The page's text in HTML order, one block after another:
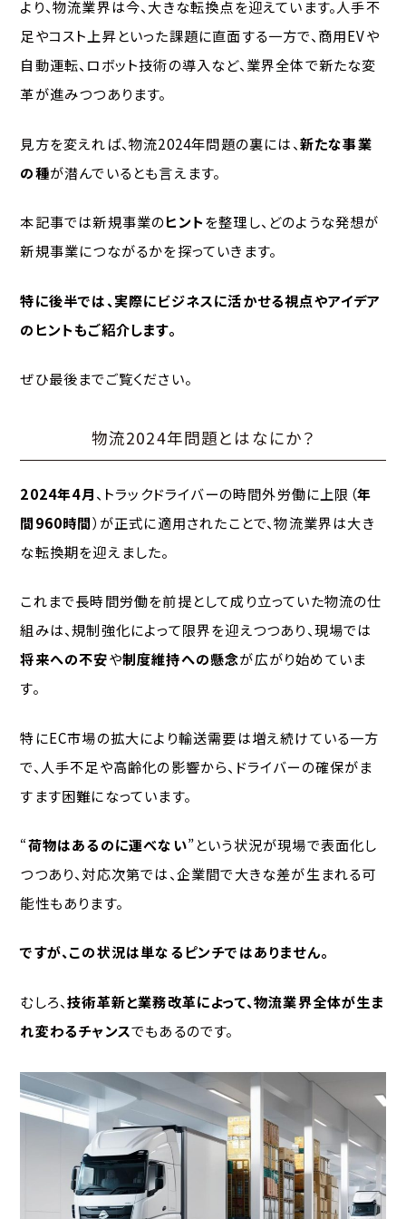
より、物流業界は今、大きな転換点を迎えています。人手不
足やコスト上昇といった課題に直面する一方で、商用EVや
自動運転、ロボット技術の導入など、業界全体で新たな変
革が進みつつあります。
見方を変えれば、物流2024年問題の裏には、新たな事業
の種が潜んでいるとも言えます。
本記事では新規事業のヒントを整理し、どのような発想が
新規事業につながるかを探っていきます。
特に後半では、実際にビジネスに活かせる視点やアイデア
のヒントもご紹介します。
ぜひ最後までご覧ください。
物流2024年問題とはなにか？
2024年4月、トラックドライバーの時間外労働に上限（年
間960時間）が正式に適用されたことで、物流業界は大き
な転換期を迎えました。
これまで長時間労働を前提として成り立っていた物流の仕
組みは、規制強化によって限界を迎えつつあり、現場では
将来への不安や制度維持への懸念が広がり始めていま
す。
特にEC市場の拡大により輸送需要は増え続けている一方
で、人手不足や高齢化の影響から、ドライバーの確保がま
すます困難になっています。
“荷物はあるのに運べない”という状況が現場で表面化し
つつあり、対応次第では、企業間で大きな差が生まれる可
能性もあります。
ですが、この状況は単なるピンチではありません。
むしろ、技術革新と業務改革によって、物流業界全体が生ま
れ変わるチャンスでもあるのです。